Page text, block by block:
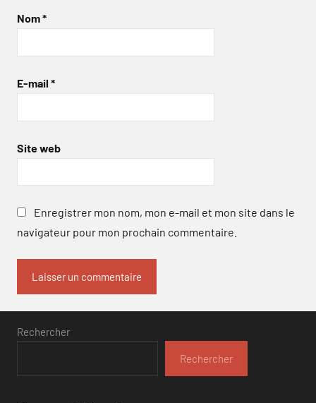
Nom*
E-mail *
Site web
Enregistrer mon nom, mon e-mail et mon site dans le
navigateur pour mon prochain commentaire.
Rechercher
Rechercher